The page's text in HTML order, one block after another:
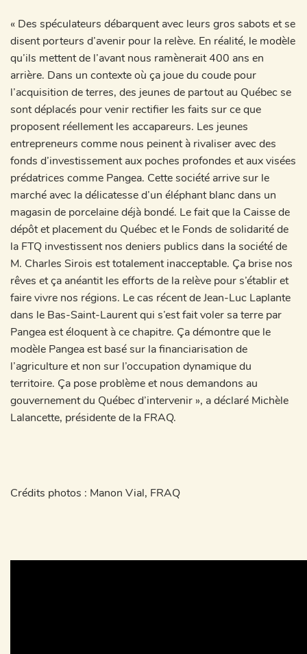
« Des spéculateurs débarquent avec leurs gros sabots et se
disent porteurs d’avenir pour la relève. En réalité, le modèle
qu’ils mettent de l’avant nous ramènerait 400 ans en
arrière. Dans un contexte où ça joue du coude pour
l’acquisition de terres, des jeunes de partout au Québec se
sont déplacés pour venir rectifier les faits sur ce que
proposent réellement les accapareurs. Les jeunes
entrepreneurs comme nous peinent à rivaliser avec des
fonds d’investissement aux poches profondes et aux visées
prédatrices comme Pangea. Cette société arrive sur le
marché avec la délicatesse d’un éléphant blanc dans un
magasin de porcelaine déjà bondé. Le fait que la Caisse de
dépôt et placement du Québec et le Fonds de solidarité de
la FTQ investissent nos deniers publics dans la société de
M. Charles Sirois est totalement inacceptable. Ça brise nos
rêves et ça anéantit les efforts de la relève pour s’établir et
faire vivre nos régions. Le cas récent de Jean-Luc Laplante
dans le Bas-Saint-Laurent qui s’est fait voler sa terre par
Pangea est éloquent à ce chapitre. Ça démontre que le
modèle Pangea est basé sur la financiarisation de
l’agriculture et non sur l’occupation dynamique du
territoire. Ça pose problème et nous demandons au
gouvernement du Québec d’intervenir », a déclaré Michèle
Lalancette, présidente de la FRAQ.
Crédits photos : Manon Vial, FRAQ